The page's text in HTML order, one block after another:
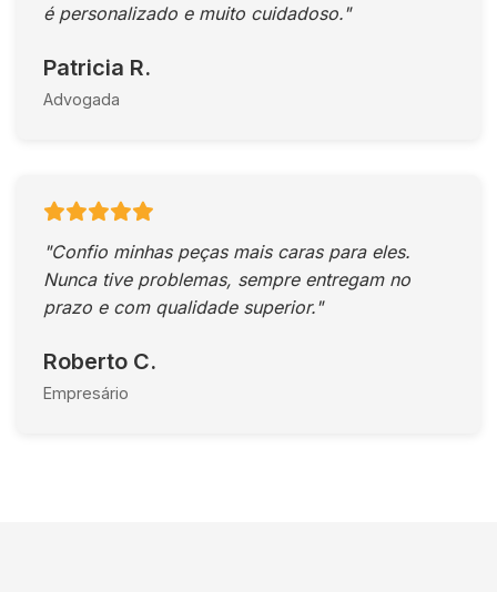
é personalizado e muito cuidadoso."
Patricia R.
Advogada
"Confio minhas peças mais caras para eles.
Nunca tive problemas, sempre entregam no
prazo e com qualidade superior."
Roberto C.
Empresário